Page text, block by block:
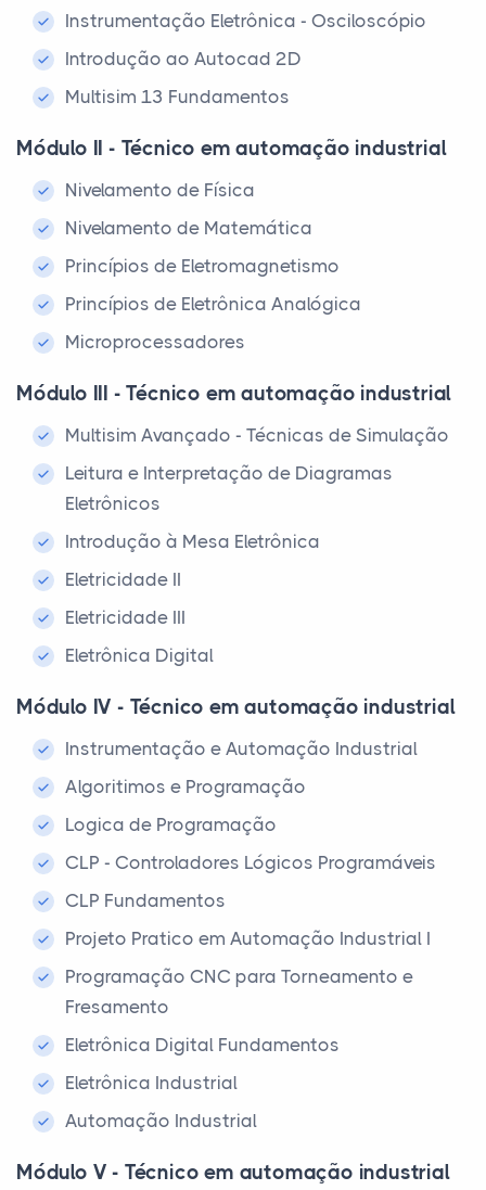
Instrumentação Eletrônica - Osciloscópio
Introdução ao Autocad 2D
Multisim 13 Fundamentos
Módulo II - Técnico em automação industrial
Nivelamento de Física
Nivelamento de Matemática
Princípios de Eletromagnetismo
Princípios de Eletrônica Analógica
Microprocessadores
Módulo III - Técnico em automação industrial
Multisim Avançado - Técnicas de Simulação
Leitura e Interpretação de Diagramas
Eletrônicos
Introdução à Mesa Eletrônica
Eletricidade II
Eletricidade III
Eletrônica Digital
Módulo IV - Técnico em automação industrial
Instrumentação e Automação Industrial
Algoritimos e Programação
Logica de Programação
CLP - Controladores Lógicos Programáveis
CLP Fundamentos
Projeto Pratico em Automação Industrial I
Programação CNC para Torneamento e
Fresamento
Eletrônica Digital Fundamentos
Eletrônica Industrial
Automação Industrial
Módulo V - Técnico em automação industrial